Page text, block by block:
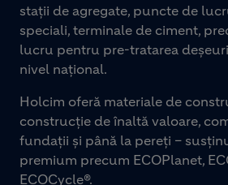
stații de agregate, puncte de
speciali, terminale de ciment,
lucru pentru pre-tratarea
nivel național.
Holcim oferă materiale de
construcție de înaltă valoare,
fundații și până la pereți –
premium precum ECOPlanet,
ECOCycle®.